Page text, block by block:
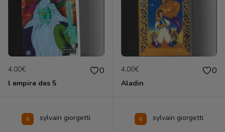
4.00€ 0
l empire des 5
4.00€ 0
Aladin
sylvain giorgetti sylvain giorgetti